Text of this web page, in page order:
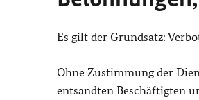
Es gilt der Grundsatz:
Ohne Zustimmung der
entsandten Beschäftigten